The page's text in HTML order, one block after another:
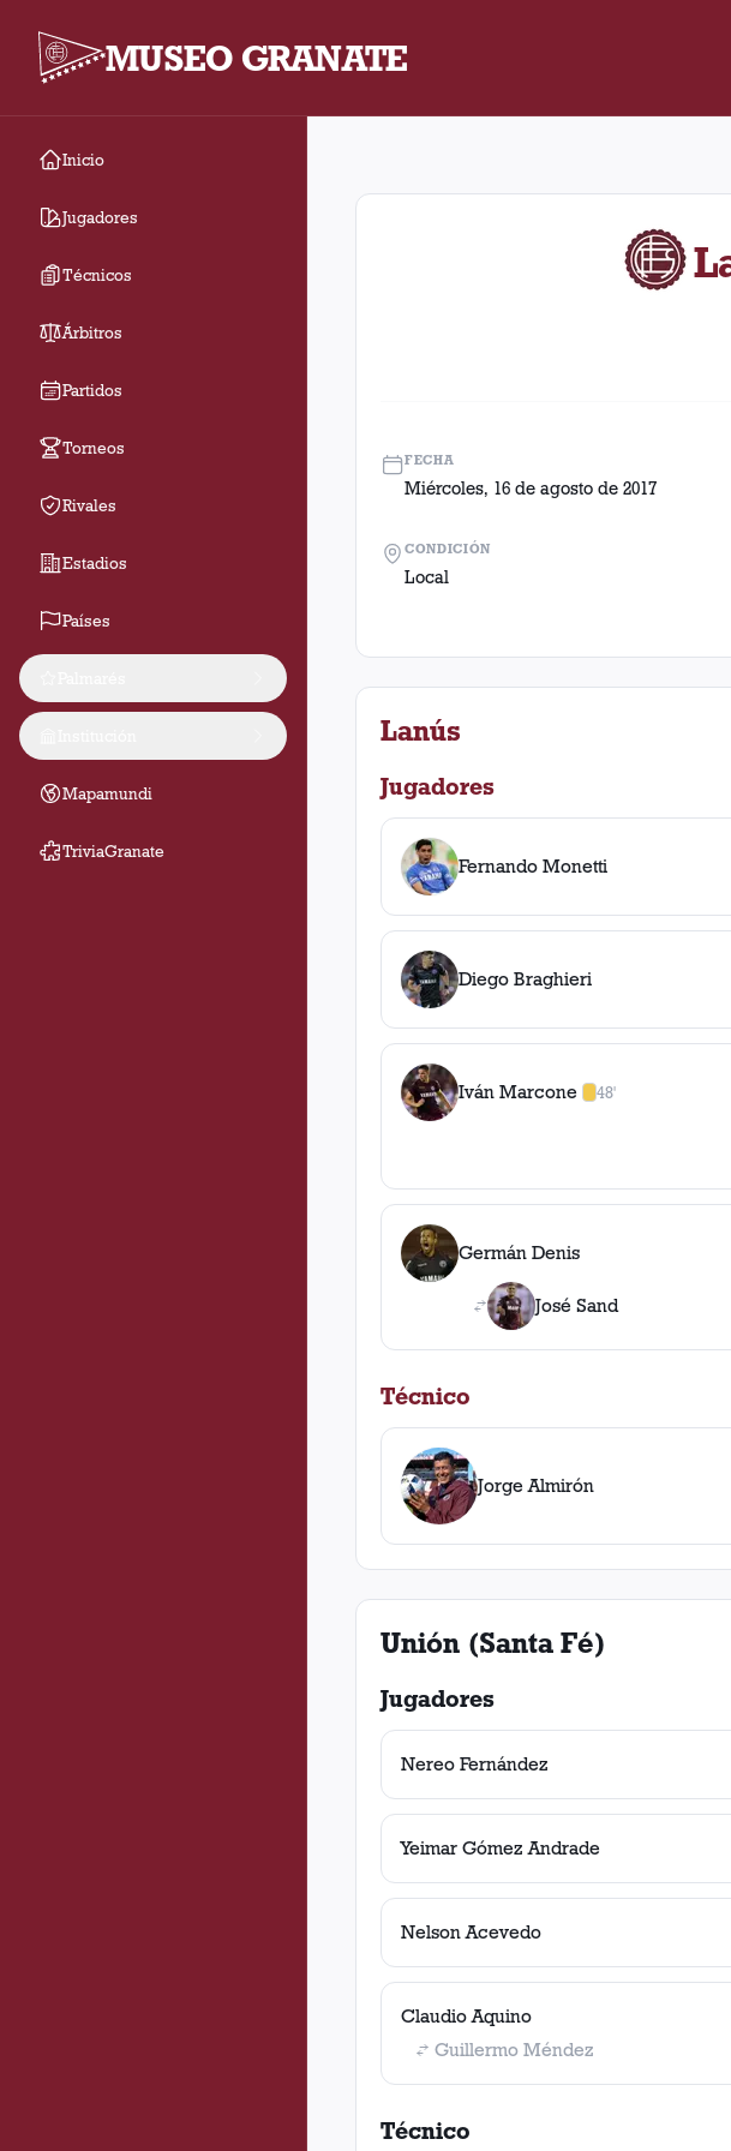
MUSEO GRANATE
Inicio
Jugadores
Técnicos
Árbitros
Partidos
Torneos
Rivales
Estadios
Países
Mapamundi
TriviaGranate
16avos De Final. Partido entre Lanús y
FECHA
Miércoles, 16 de agosto de 2017
CONDICIÓN
Local
Lanús
Jugadores
Fernando Monetti
Diego Braghieri
Iván Marcone 48'
1amarilla
Germán Denis
José Sand
Técnico
Jorge Almirón
Unión (Santa Fé)
Jugadores
Nereo Fernández
Yeimar Gómez Andrade
Nelson Acevedo
Claudio Aquino
Guillermo Méndez
Técnico